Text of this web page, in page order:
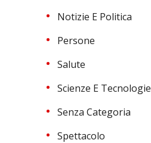
Notizie E Politica
Persone
Salute
Scienze E Tecnologie
Senza Categoria
Spettacolo